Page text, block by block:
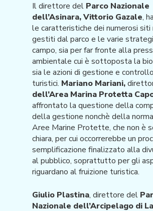
Il direttore del Parco Nazionale
dell’Asinara, Vittorio Gazale,
le caratteristiche dei numerosi siti
gestiti dal parco e le varie
campo, sia per far fronte alla
ambientale cui è sottoposta la
sia le azioni di gestione e
turistici. Mariano Mariani,
dell’Area Marina Protetta
affrontato la questione della
della gestione nonchè della
Aree Marine Protette, che non è
chiara, per cui occorrerebbe un
semplificazione finalizzato alla
al pubblico, soprattutto per gli
riguardano al fruizione turistica.
Giulio Plastina, direttore del
Nazionale dell’Arcipelago di La